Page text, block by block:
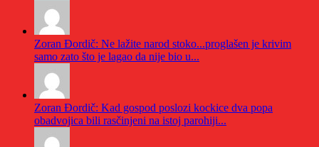
Zoran Đordič: Ne lažite narod stoko...proglašen je krivim
samo zato što je lagao da nije bio u...
Zoran Đordič: Kad gospod poslozi kockice dva popa
obadvojica bili rasčinjeni na istoj parohiji...